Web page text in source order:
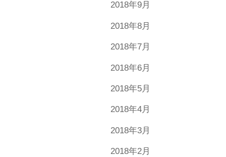
2018年9月
2018年8月
2018年7月
2018年6月
2018年5月
2018年4月
2018年3月
2018年2月